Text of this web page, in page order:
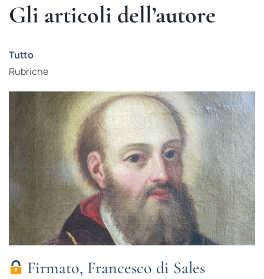
Gli articoli dell’autore
Tutto
Rubriche
Firmato, Francesco di Sales